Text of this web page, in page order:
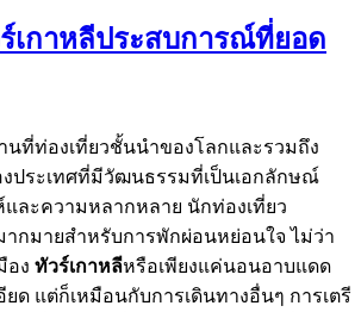
เกาหลีประสบการณ์ที่ยอด
นที่ท่องเที่ยวชั้นนำของโลกและรวมถึง
ประเทศที่มีวัฒนธรรมที่เป็นเอกลักษณ์
และความหลากหลาย นักท่องเที่ยว
ากมายสำหรับการพักผ่อนหย่อนใจ ไม่ว่า
อง ทัวร์เกาหลีหรือเพียงแค่นอนอาบแดด
ด แต่ก็เหมือนกับการเดินทางอื่นๆ การเตรี